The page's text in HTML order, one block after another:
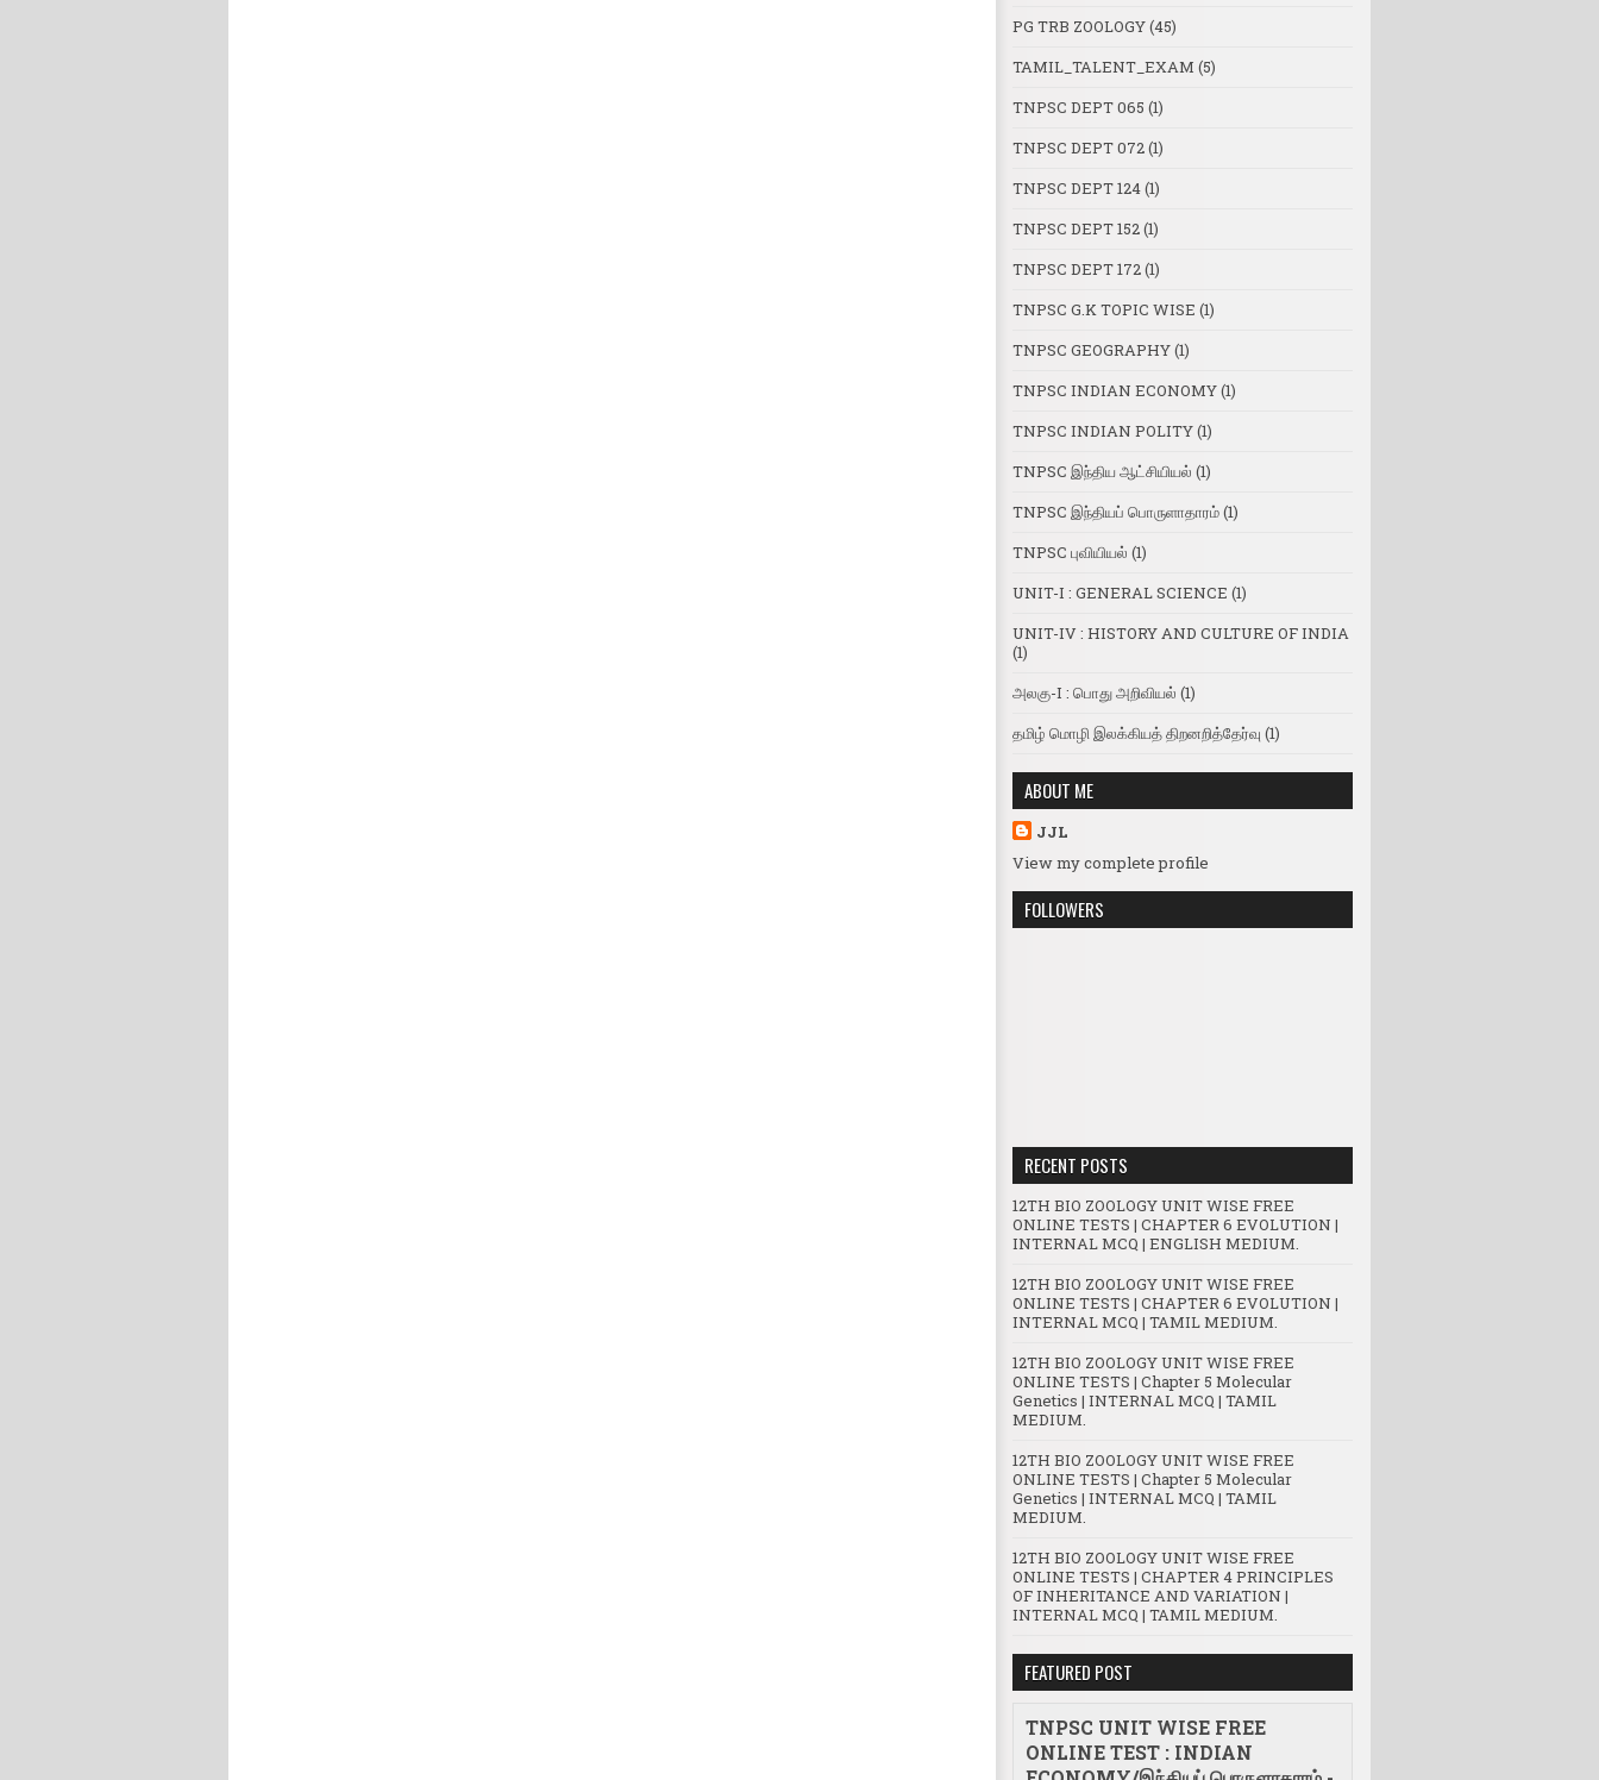
PG TRB ZOOLOGY(45)
TAMIL_TALENT_EXAM (5)
TNPSC DEPT 065 (1)
TNPSC DEPT 072(1)
TNPSC DEPT 124(1)
TNPSC DEPT 152(1)
TNPSC DEPT 172(1)
TNPSC G.K TOPIC WISE (1)
TNPSC GEOGRAPHY(1)
TNPSC INDIAN ECONOMY(1)
TNPSC INDIAN POLITY(1)
TNPSC இந்திய ஆட்சியியல் (1)
TNPSC இந்தியப் பொருளாதாரம்(1)
TNPSC புவியியல் (1)
UNIT-I : GENERAL SCIENCE (1)
UNIT-IV : HISTORY AND CULTURE OF INDIA
(1)
அலகு-I : பொது அறிவியல் (1)
தமிழ் மொழி இலக்கியத் திறனறித்தேர்வு (1)
ABOUT ME
JJL
View my complete profile
FOLLOWERS
RECENT POSTS
12TH BIO ZOOLOGY UNIT WISE FREE
ONLINE TESTS | CHAPTER 6 EVOLUTION |
INTERNAL MCQ | ENGLISH MEDIUM.
12TH BIO ZOOLOGY UNIT WISE FREE
ONLINE TESTS | CHAPTER 6 EVOLUTION |
INTERNAL MCQ | TAMIL MEDIUM.
12TH BIO ZOOLOGY UNIT WISE FREE
ONLINE TESTS | Chapter 5 Molecular
Genetics | INTERNAL MCQ | TAMIL
MEDIUM.
12TH BIO ZOOLOGY UNIT WISE FREE
ONLINE TESTS | Chapter 5 Molecular
Genetics | INTERNAL MCQ | TAMIL
MEDIUM.
12TH BIO ZOOLOGY UNIT WISE FREE
ONLINE TESTS | CHAPTER 4 PRINCIPLES
OF INHERITANCE AND VARIATION |
INTERNAL MCQ | TAMIL MEDIUM.
FEATURED POST
TNPSC UNIT WISE FREE
ONLINE TEST : INDIAN